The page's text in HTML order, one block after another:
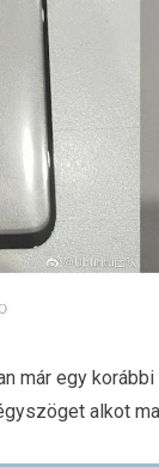
már egy
alkot